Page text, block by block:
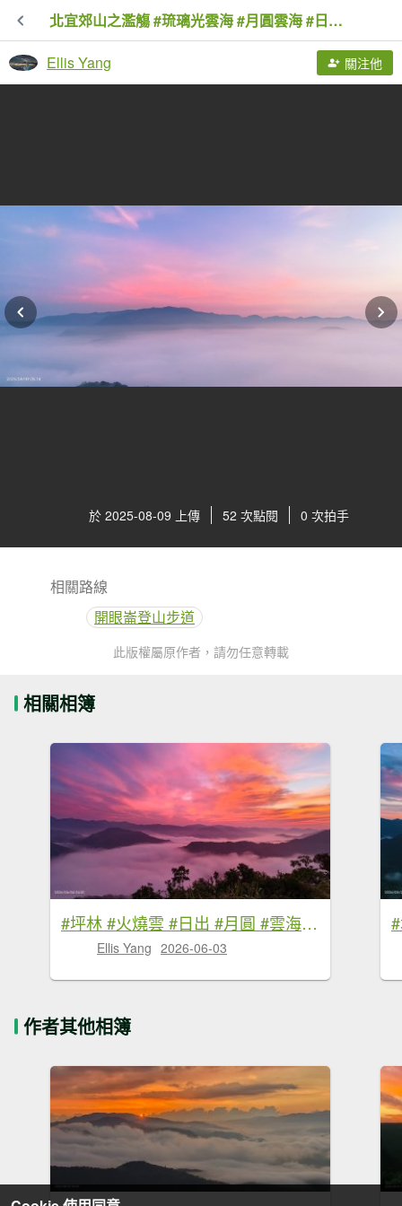
北宜郊山之濫觴 #琉璃光雲海 #月圓雲海 #日出雲海 #火燒雲 8/9
Ellis Yang 關注他
於 2025-08-09 上傳 52 次點閱 0 次拍手
相關路線
開眼崙登山步道
此版權屬原作者，請勿任意轉載
相關相簿
#坪林 #火燒雲 #日出 #月圓 #雲海 #觀音圈 #金山賞蝶 6/3&4&16/30
Ellis Yang 2026-06-03
作者其他相簿